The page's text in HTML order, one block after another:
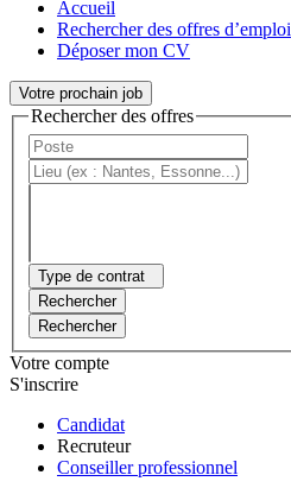
Accueil
Rechercher des offres d’emploi
Déposer mon CV
Votre prochain job
Rechercher des offres
Type de contrat
Rechercher
Rechercher
Votre compte
S'inscrire
Candidat
Recruteur
Conseiller professionnel